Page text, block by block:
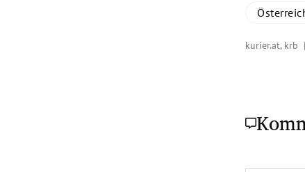
kurier.at, krb |